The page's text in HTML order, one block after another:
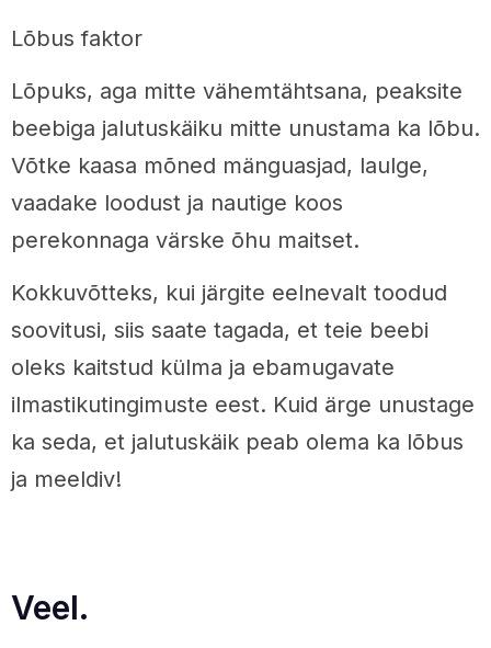
Lõbus faktor
Lõpuks, aga mitte vähemtähtsana, peaksite
beebiga jalutuskäiku mitte unustama ka lõbu.
Võtke kaasa mõned mänguasjad, laulge,
vaadake loodust ja nautige koos
perekonnaga värske õhu maitset.
Kokkuvõtteks, kui järgite eelnevalt toodud
soovitusi, siis saate tagada, et teie beebi
oleks kaitstud külma ja ebamugavate
ilmastikutingimuste eest. Kuid ärge unustage
ka seda, et jalutuskäik peab olema ka lõbus
ja meeldiv!
Veel.